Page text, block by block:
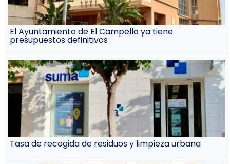
El Ayuntamiento de El Campello ya tiene
presupuestos definitivos
Tasa de recogida de residuos y limpieza urbana